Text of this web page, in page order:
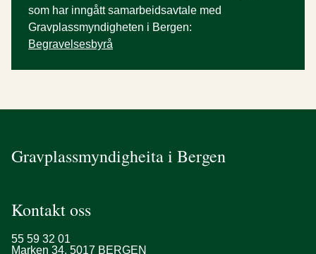
som har inngått samarbeidsavtale med
Gravplassmyndigheten i Bergen:
Begravelsesbyrå
Gravplassmyndigheita i Bergen
Kontakt oss
55 59 32 01
Marken 34, 5017 BERGEN